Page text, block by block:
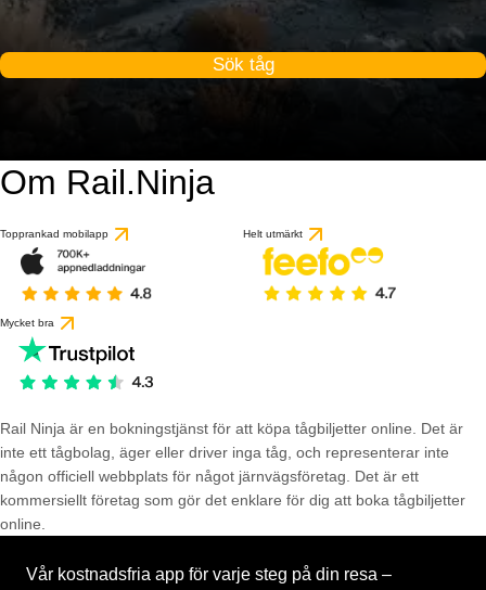
Sök tåg
Om Rail.Ninja
Topprankad mobilapp Helt utmärkt
Mycket bra
Rail Ninja är en bokningstjänst för att köpa tågbiljetter online. Det är
inte ett tågbolag, äger eller driver inga tåg, och representerar inte
någon officiell webbplats för något järnvägsföretag. Det är ett
kommersiellt företag som gör det enklare för dig att boka tågbiljetter
online.
Vår kostnadsfria app för varje steg på din resa –